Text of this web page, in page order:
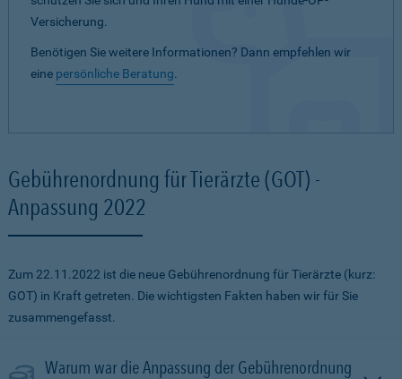
Versicherung.
Benötigen Sie weitere Informationen? Dann empfehlen wir
eine persönliche Beratung.
Gebührenordnung für Tierärzte (GOT) -
Anpassung 2022
Zum 22.11.2022 ist die neue Gebührenordnung für Tierärzte (kurz:
GOT) in Kraft getreten. Die wichtigsten Fakten haben wir für Sie
zusammengefasst.
Warum war die Anpassung der Gebührenordnung